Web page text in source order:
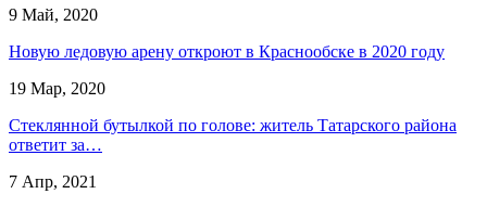
9 Май, 2020
Новую ледовую арену откроют в Краснообске в 2020 году
19 Мар, 2020
Стеклянной бутылкой по голове: житель Татарского района
ответит за…
7 Апр, 2021